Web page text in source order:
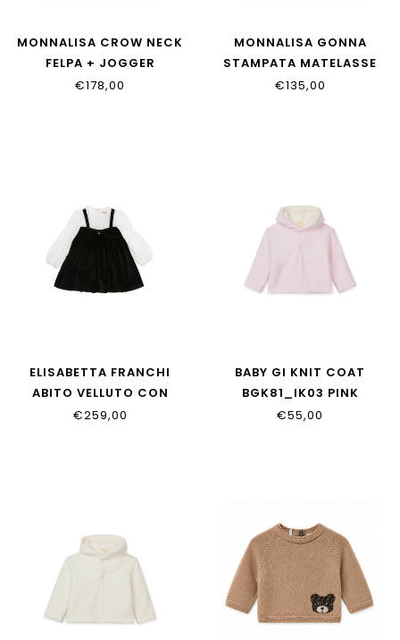
MONNALISA CROW NECK
FELPA + JOGGER
39H615_8030_0143
€178,00
MONNALISA GONNA
STAMPATA MATELASSE
31H703_8667_0143
€135,00
ELISABETTA FRANCHI
ABITO VELLUTO CON
FIOCCO NERO/MILK
€259,00
BABY GI KNIT COAT
BGK81_IK03 PINK
€55,00